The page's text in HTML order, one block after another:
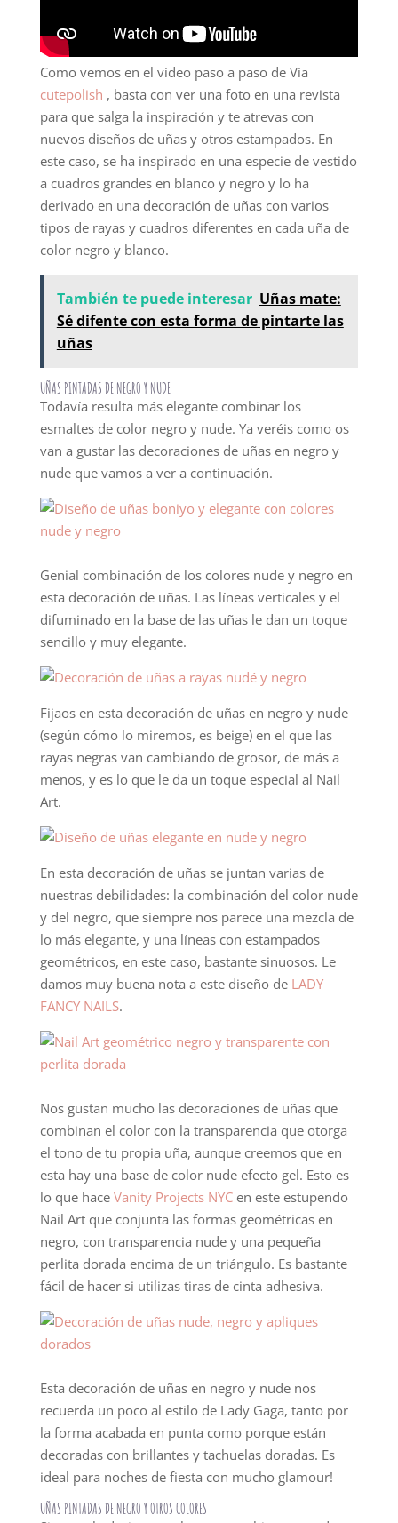
Como vemos en el vídeo paso a paso de Vía
cutepolish , basta con ver una foto en una revista
para que salga la inspiración y te atrevas con
nuevos diseños de uñas y otros estampados. En
este caso, se ha inspirado en una especie de vestido
a cuadros grandes en blanco y negro y lo ha
derivado en una decoración de uñas con varios
tipos de rayas y cuadros diferentes en cada uña de
color negro y blanco.
También te puede interesar Uñas mate:
Sé difente con esta forma de pintarte las
uñas
UÑAS PINTADAS DE NEGRO Y NUDE
Todavía resulta más elegante combinar los
esmaltes de color negro y nude. Ya veréis como os
van a gustar las decoraciones de uñas en negro y
nude que vamos a ver a continuación.
Genial combinación de los colores nude y negro en
esta decoración de uñas. Las líneas verticales y el
difuminado en la base de las uñas le dan un toque
sencillo y muy elegante.
Fijaos en esta decoración de uñas en negro y nude
(según cómo lo miremos, es beige) en el que las
rayas negras van cambiando de grosor, de más a
menos, y es lo que le da un toque especial al Nail
Art.
En esta decoración de uñas se juntan varias de
nuestras debilidades: la combinación del color nude
y del negro, que siempre nos parece una mezcla de
lo más elegante, y una líneas con estampados
geométricos, en este caso, bastante sinuosos. Le
damos muy buena nota a este diseño de LADY
FANCY NAILS.
Nos gustan mucho las decoraciones de uñas que
combinan el color con la transparencia que otorga
el tono de tu propia uña, aunque creemos que en
esta hay una base de color nude efecto gel. Esto es
lo que hace Vanity Projects NYCen este estupendo
Nail Art que conjunta las formas geométricas en
negro, con transparencia nude y una pequeña
perlita dorada encima de un triángulo. Es bastante
fácil de hacer si utilizas tiras de cinta adhesiva.
Esta decoración de uñas en negro y nude nos
recuerda un poco al estilo de Lady Gaga, tanto por
la forma acabada en punta como porque están
decoradas con brillantes y tachuelas doradas. Es
ideal para noches de fiesta con mucho glamour!
UÑAS PINTADAS DE NEGRO Y OTROS COLORES